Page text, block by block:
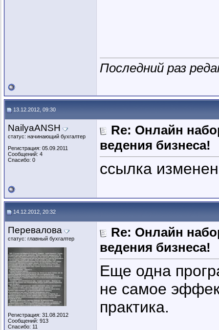
Последний раз
13.12.2012, 09:30
NailyaANSH
статус: начинающий бухгалтер
Регистрация: 05.09.2011
Сообщений: 4
Спасибо: 0
Re: Онлайн
ведения бизнеса!
ссылка
14.12.2012, 20:32
Перевалова
статус: главный бухгалтер
Регистрация: 31.08.2012
Сообщений: 913
Спасибо: 11
Re: Онлайн
ведения бизнеса!
Еще одна
не самое
практика.